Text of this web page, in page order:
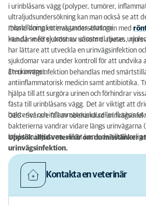
i urinblåsans vägg (polyper, tumörer,
ultraljudsundersökning kan man också se att
missbildning i urinvägarnas anatomi.
Ibland kompletteras undersökningen med
kan då se förekomst av urinsten i njurar,
Hundar med sjukdomar såsom diabetes,
har lättare att utveckla en urinvägsinfektion
sjukdomar vara under kontroll för att undvika
återkommer.
En urinvägsinfektion behandlas med
antiinflammatorisk medicin samt antibiotika.
hjälpa till att surgöra urinen och förhindrar
fästa till urinblåsans vägg. Det är viktigt att
bakterier och inflammatoriska celler flushas ut
OBS - Svårare fall av obehandlad
bakterierna vandrar vidare längs urinvägarna
infektion i njurarna, vilket kan leda till allvarlig
Uppsök alltid veterinär om du misstänker
urinvägsinfektion.
Kontakta en veterinär